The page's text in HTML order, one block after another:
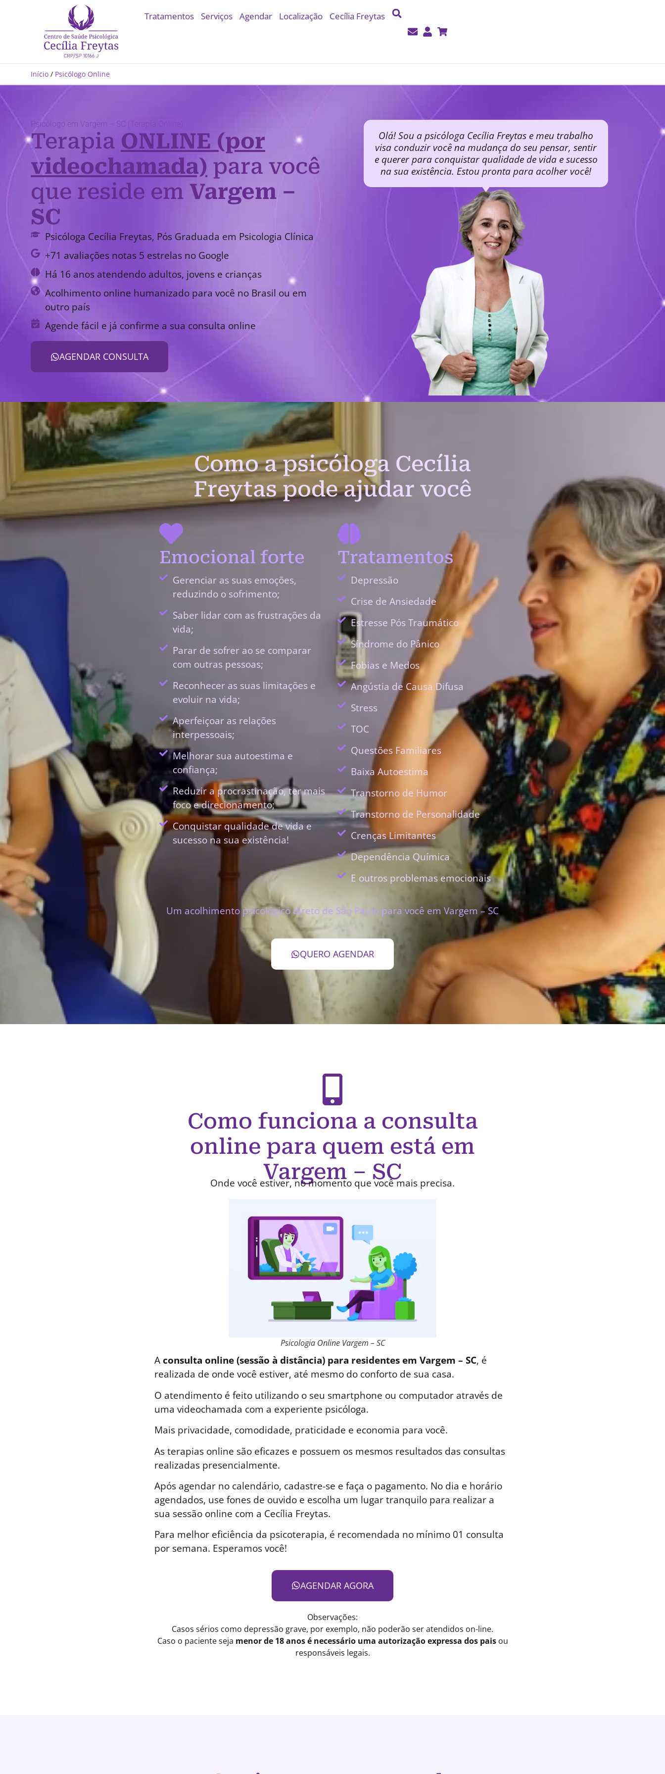
Tratamentos Serviços Agendar Localização Cecília Freytas
Início / Psicólogo Online
Psicólogo em Vargem – SC (Terapia Online)
Terapia ONLINE (por
videochamada) para você
que reside em Vargem –
SC
Psicóloga Cecília Freytas, Pós Graduada em Psicologia Clínica
+71 avaliações notas 5 estrelas no Google
Há 16 anos atendendo adultos, jovens e crianças
Acolhimento online humanizado para você no Brasil ou em
outro país
Agende fácil e já confirme a sua consulta online
AGENDAR CONSULTA
Olá! Sou a psicóloga Cecília Freytas e meu trabalho
visa conduzir você na mudança do seu pensar, sentir
e querer para conquistar qualidade de vida e sucesso
na sua existência. Estou pronta para acolher você!
Como a psicóloga Cecília
Freytas pode ajudar você
Emocional forte
Gerenciar as suas emoções,
reduzindo o sofrimento;
Saber lidar com as frustrações da
vida;
Parar de sofrer ao se comparar
com outras pessoas;
Reconhecer as suas limitações e
evoluir na vida;
Aperfeiçoar as relações
interpessoais;
Melhorar sua autoestima e
confiança;
Reduzir a procrastinação, ter mais
foco e direcionamento;
Conquistar qualidade de vida e
sucesso na sua existência!
Tratamentos
Depressão
Crise de Ansiedade
Estresse Pós Traumático
Síndrome do Pânico
Fobias e Medos
Angústia de Causa Difusa
Stress
TOC
Questões Familiares
Baixa Autoestima
Transtorno de Humor
Transtorno de Personalidade
Crenças Limitantes
Dependência Química
E outros problemas emocionais
Um acolhimento psicológico direto de São Paulo para você em Vargem – SC
QUERO AGENDAR
Como funciona a consulta
online para quem está em
Vargem – SC
Onde você estiver, no momento que você mais precisa.
Psicologia Online Vargem – SC
Aconsulta online (sessão à distância) para residentes em Vargem – SC, é
realizada de onde você estiver, até mesmo do conforto de sua casa.
O atendimento é feito utilizando o seu smartphone ou computador através de
uma videochamada com a experiente psicóloga.
Mais privacidade, comodidade, praticidade e economia para você.
As terapias online são eficazes e possuem os mesmos resultados das consultas
realizadas presencialmente.
Após agendar no calendário, cadastre-se e faça o pagamento. No dia e horário
agendados, use fones de ouvido e escolha um lugar tranquilo para realizar a
sua sessão online com a Cecília Freytas.
Para melhor eficiência da psicoterapia, é recomendada no mínimo 01 consulta
por semana. Esperamos você!
AGENDAR AGORA
Observações:
Casos sérios como depressão grave, por exemplo, não poderão ser atendidos on-line.
Caso o paciente seja menor de 18 anos é necessário uma autorização expressa dos paisou
responsáveis legais.